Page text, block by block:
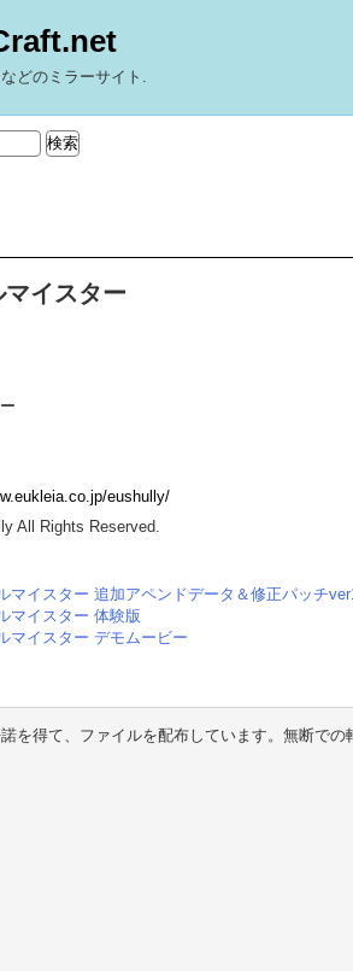
どのミラーサイト.
イスター
eushully/
All Rights Reserved.
マイスター 追加アペンドデータ＆修正パッチ
マイスター 体験版
マイスター デモムービー
を得て、ファイルを配布しています。無断での